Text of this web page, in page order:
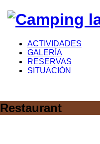
ACTIVIDADES
GALERÍA
RESERVAS
SITUACIÓN
Restaurant